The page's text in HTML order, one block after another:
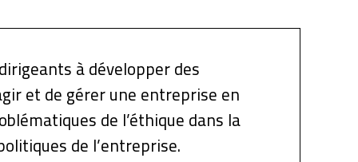
à développer des
et de gérer une entreprise en
de l’éthique dans la
de l’entreprise.